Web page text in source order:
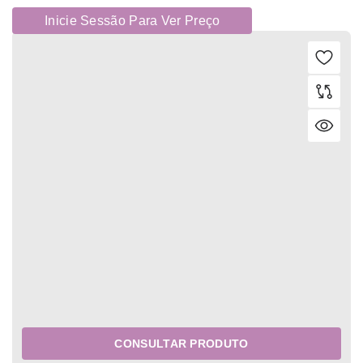
Inicie Sessão Para Ver Preço
CONSULTAR PRODUTO